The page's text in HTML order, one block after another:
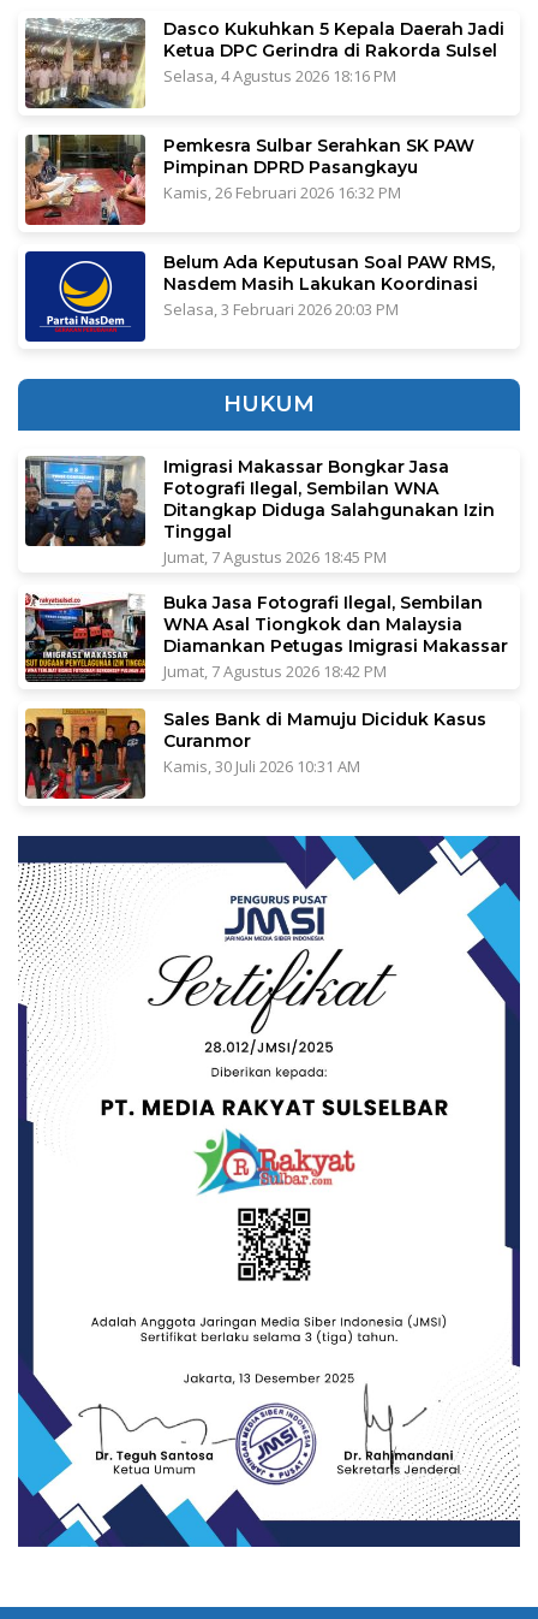
Dasco Kukuhkan 5 Kepala Daerah Jadi
Ketua DPC Gerindra di Rakorda Sulsel
Selasa, 4 Agustus 2026 18:16 PM
Pemkesra Sulbar Serahkan SK PAW
Pimpinan DPRD Pasangkayu
Kamis, 26 Februari 2026 16:32 PM
Belum Ada Keputusan Soal PAW RMS,
Nasdem Masih Lakukan Koordinasi
Selasa, 3 Februari 2026 20:03 PM
HUKUM
Imigrasi Makassar Bongkar Jasa
Fotografi Ilegal, Sembilan WNA
Ditangkap Diduga Salahgunakan Izin
Tinggal
Jumat, 7 Agustus 2026 18:45 PM
Buka Jasa Fotografi Ilegal, Sembilan
WNA Asal Tiongkok dan Malaysia
Diamankan Petugas Imigrasi Makassar
Jumat, 7 Agustus 2026 18:42 PM
Sales Bank di Mamuju Diciduk Kasus
Curanmor
Kamis, 30 Juli 2026 10:31 AM